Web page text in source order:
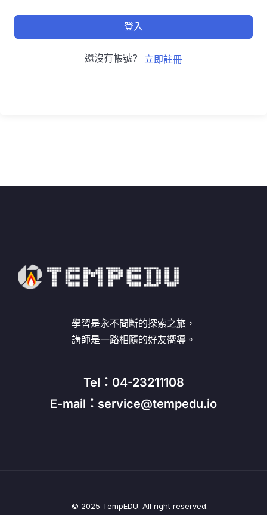
登入
還沒有帳號? 立即註冊
學習是永不間斷的探索之旅，
講師是一路相隨的好友嚮導。
Tel：04-23211108
E-mail：service@tempedu.io
© 2025 TempEDU. All right reserved.